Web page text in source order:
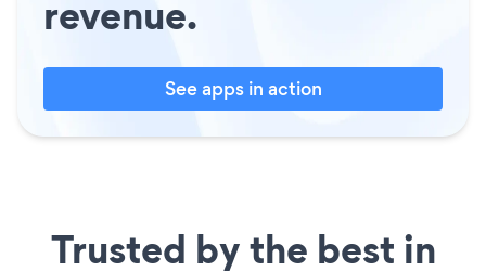
revenue.
See apps in action
Trusted by the best in